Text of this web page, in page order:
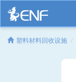
塑料材料回收设施